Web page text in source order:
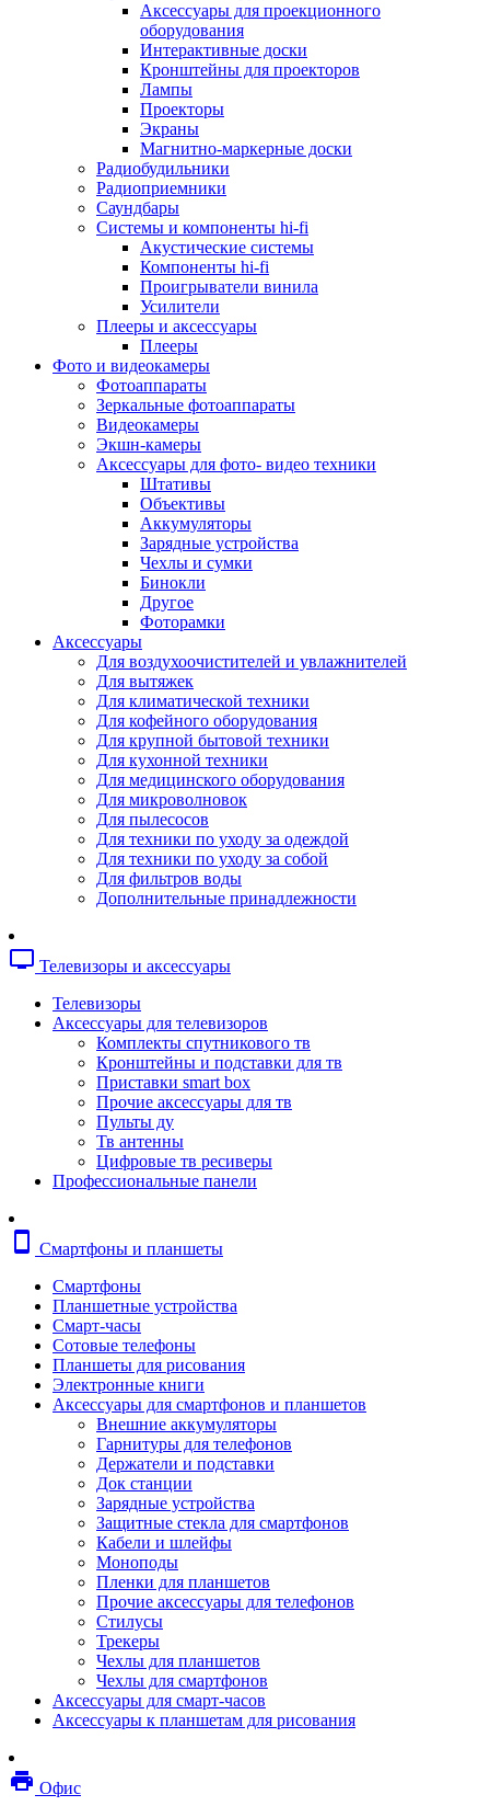
Аксессуары для телевизоров
Комплекты спутникового тв
Кронштейны и подставки для тв
Приставки smart box
Прочие аксессуары для тв
Пульты ду
Тв антенны
Цифровые тв ресиверы
Профессиональные панели
Смартфоны и планшеты
Смартфоны
Планшетные устройства
Смарт-часы
Сотовые телефоны
Планшеты для рисования
Электронные книги
Аксессуары для смартфонов и планшетов
Внешние аккумуляторы
Гарнитуры для телефонов
Держатели и подставки
Док станции
Зарядные устройства
Защитные стекла для смартфонов
Кабели и шлейфы
Моноподы
Пленки для планшетов
Прочие аксессуары для телефонов
Стилусы
Трекеры
Чехлы для планшетов
Чехлы для смартфонов
Аксессуары для смарт-часов
Аксессуары к планшетам для рисования
Офис
Принтеры лазерные
Принтеры струйные
Принтеры матричные
Мфу лазерные
Мфу струйные
Мфу светодиодные
Портативные принтеры
Принтеры для печати наклеек
Копировальные аппараты
Сканеры
Плоттеры
Ламинаторы
Телефония
Рации
Консоли для мини-атс
Системные телефоны
Телефоны
Телефоны dect
Торговое оборудование
Детектор валют
Счетчики банкнот
Калькуляторы
Мебель
Стулья и кресла
Столы
Мебельные аксессуары
Аксессуары для кресел
Вешалки
Коврики защитные
Эргономика
Опции для устройств печати, копирования и
сканирования
Сетевое оборудование
Маршрутизаторы
Модемы
Точки доступа
Сетевые адаптеры
Коммутаторы
Расширители беспроводной сети
Wi-fi антенны
Инструмент
Кабель
Монтажные компоненты
Аксессуары для проекционного
оборудования
Интерактивные доски
Кронштейны для проекторов
Лампы
Проекторы
Экраны
Магнитно-маркерные доски
Радиобудильники
Радиоприемники
Саундбары
Системы и компоненты hi-fi
Акустические системы
Компоненты hi-fi
Проигрыватели винила
Усилители
Плееры и аксессуары
Плееры
Фото и видеокамеры
Фотоаппараты
Зеркальные фотоаппараты
Видеокамеры
Экшн-камеры
Аксессуары для фото- видео техники
Штативы
Объективы
Аккумуляторы
Зарядные устройства
Чехлы и сумки
Бинокли
Другое
Фоторамки
Аксессуары
Для воздухоочистителей и увлажнителей
Для вытяжек
Для климатической техники
Для кофейного оборудования
Для крупной бытовой техники
Для кухонной техники
Для медицинского оборудования
Для микроволновок
Для пылесосов
Для техники по уходу за одеждой
Для техники по уходу за собой
Для фильтров воды
Дополнительные принадлежности
tv Телевизоры и аксессуары
Телевизоры
Аксессуары для телевизоров
Комплекты спутникового тв
Кронштейны и подставки для тв
Приставки smart box
Прочие аксессуары для тв
Пульты ду
Тв антенны
Цифровые тв ресиверы
Профессиональные панели
smartphone
Смартфоны и планшеты
Смартфоны
Планшетные устройства
Смарт-часы
Сотовые телефоны
Планшеты для рисования
Электронные книги
Аксессуары для смартфонов и планшетов
Внешние аккумуляторы
Гарнитуры для телефонов
Держатели и подставки
Док станции
Зарядные устройства
Защитные стекла для смартфонов
Кабели и шлейфы
Моноподы
Пленки для планшетов
Прочие аксессуары для телефонов
Стилусы
Трекеры
Чехлы для планшетов
Чехлы для смартфонов
Аксессуары для смарт-часов
Аксессуары к планшетам для рисования
local_printshop Офис